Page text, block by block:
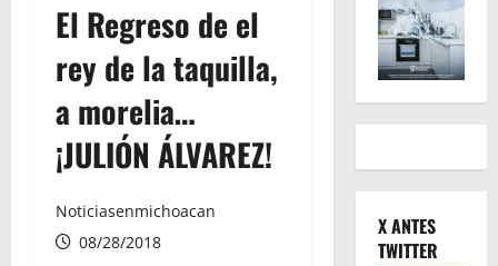
El Regreso de el
rey de la taquilla,
a morelia…
¡JULIÓN ÁLVAREZ!
Noticiasenmichoacan
08/28/2018
X ANTES
TWITTER